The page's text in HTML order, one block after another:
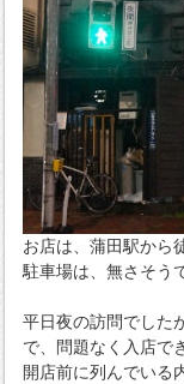
お店は、蒲田駅から
駐車場は、無さそう
平日夜の訪問でした
で、問題なく入店で
開店前に列んでいる